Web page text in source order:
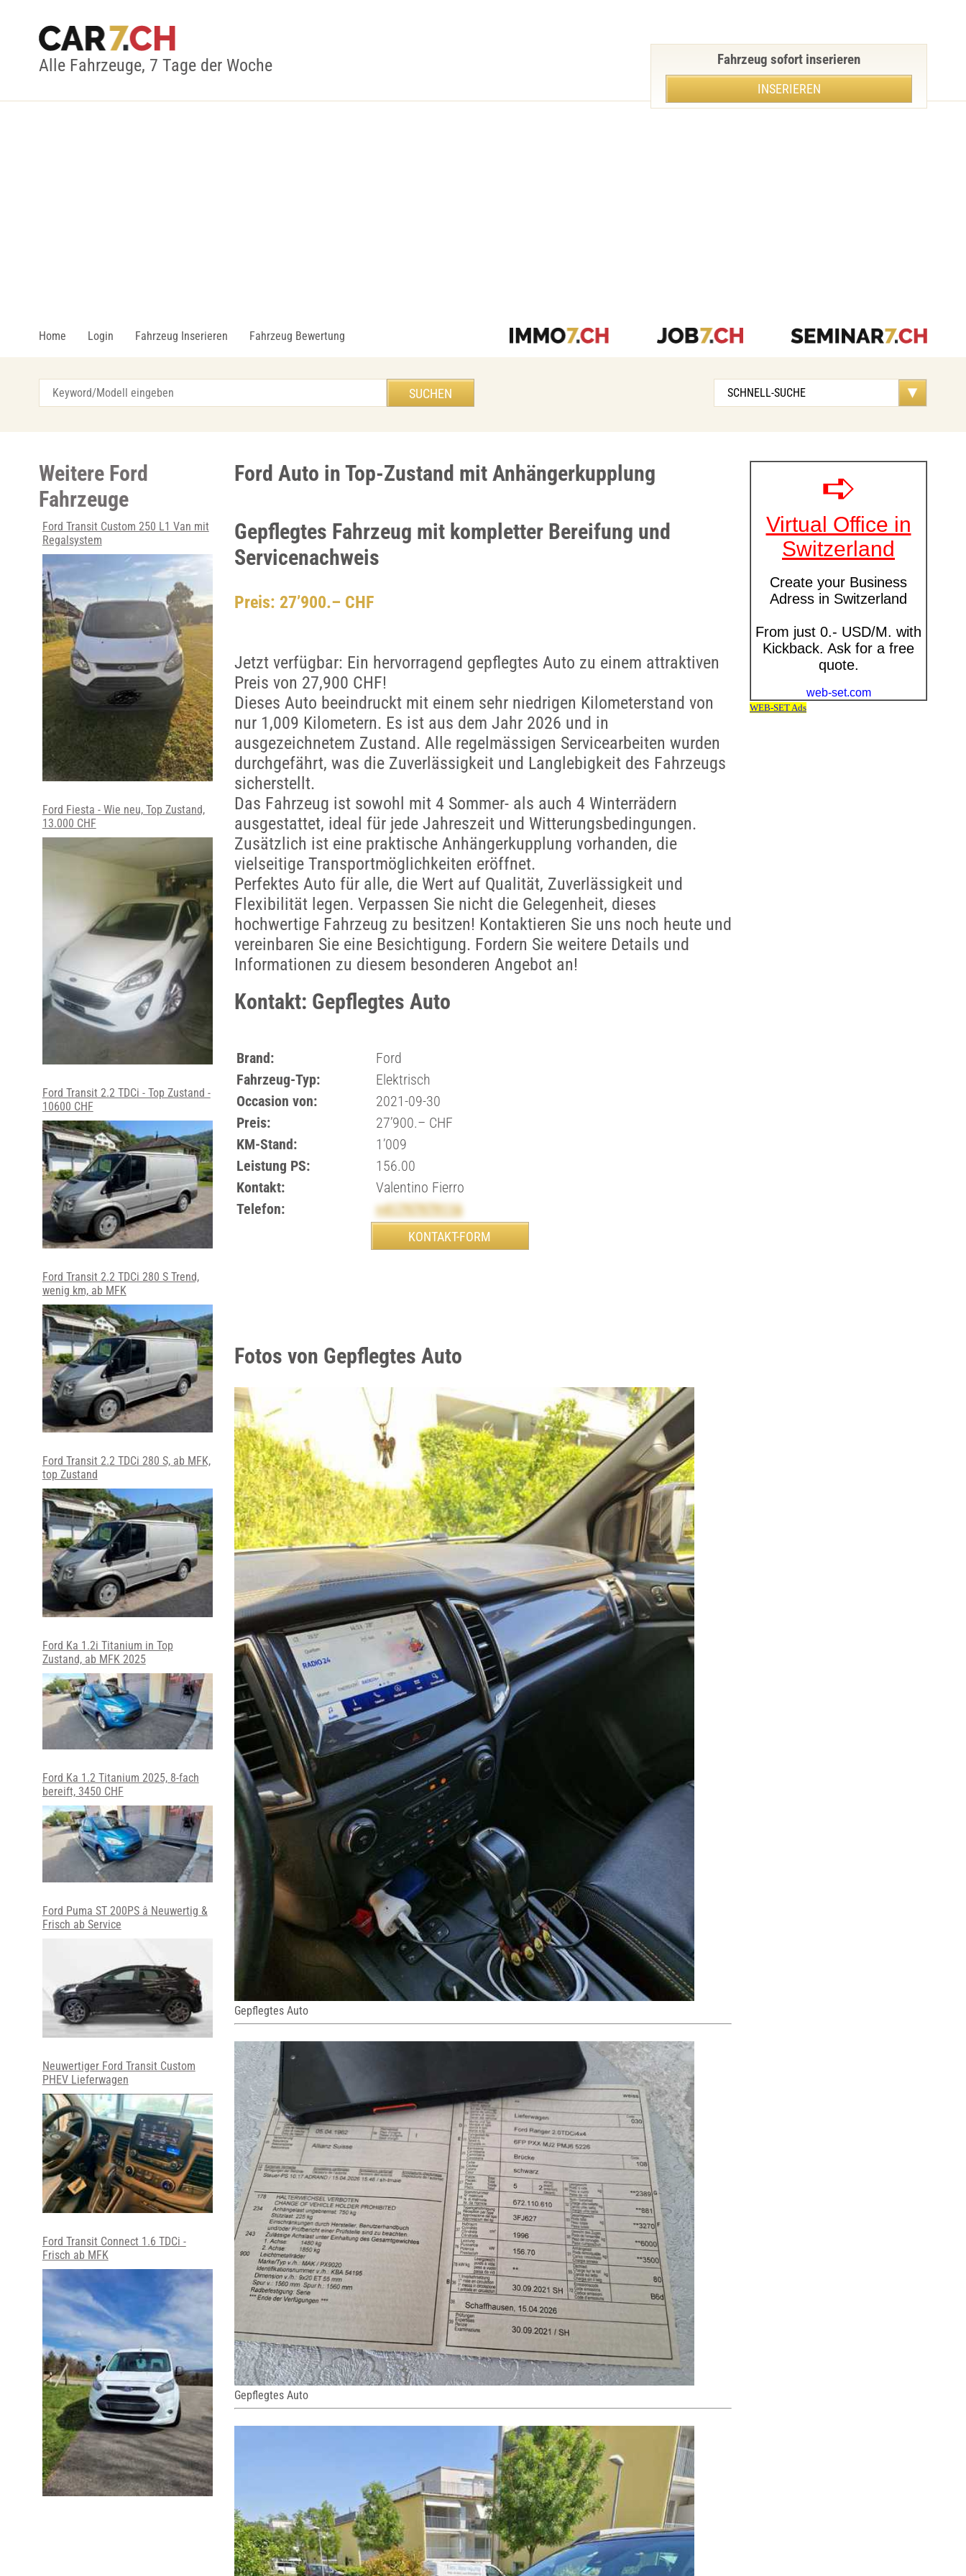
Alle Fahrzeuge, 7 Tage der Woche
Home Login Fahrzeug Inserieren Fahrzeug Bewertung
Fahrzeug sofort inserieren
INSERIEREN
Ford Auto in Top-Zustand mit Anhängerkupplung
Gepflegtes Fahrzeug mit kompletter Bereifung und
Servicenachweis
Preis: 27’900.– CHF
Jetzt verfügbar: Ein hervorragend gepflegtes Auto zu einem attraktiven
Preis von 27,900 CHF!
Dieses Auto beeindruckt mit einem sehr niedrigen Kilometerstand von
nur 1,009 Kilometern. Es ist aus dem Jahr 2026 und in
ausgezeichnetem Zustand. Alle regelmässigen Servicearbeiten wurden
durchgefährt, was die Zuverlässigkeit und Langlebigkeit des Fahrzeugs
sicherstellt.
Das Fahrzeug ist sowohl mit 4 Sommer- als auch 4 Winterrädern
ausgestattet, ideal für jede Jahreszeit und Witterungsbedingungen.
Zusätzlich ist eine praktische Anhängerkupplung vorhanden, die
vielseitige Transportmöglichkeiten eröffnet.
Perfektes Auto für alle, die Wert auf Qualität, Zuverlässigkeit und
Flexibilität legen. Verpassen Sie nicht die Gelegenheit, dieses
hochwertige Fahrzeug zu besitzen! Kontaktieren Sie uns noch heute und
vereinbaren Sie eine Besichtigung. Fordern Sie weitere Details und
Informationen zu diesem besonderen Angebot an!
Kontakt: Gepflegtes Auto
Brand:
Ford
Fahrzeug-Typ:
Elektrisch
Occasion von:
2021-09-30
Preis:
27’900.– CHF
KM-Stand:
1’009
Leistung PS:
156.00
Kontakt:
Valentino Fierro
Telefon:
+41797979116
Fotos von Gepflegtes Auto
Gepflegtes Auto
Gepflegtes Auto
Weitere Ford
Fahrzeuge
Ford Transit Custom 250 L1 Van mit
Regalsystem
Ford Fiesta - Wie neu, Top Zustand,
13.000 CHF
Ford Transit 2.2 TDCi - Top Zustand -
10600 CHF
Ford Transit 2.2 TDCi 280 S Trend,
wenig km, ab MFK
Ford Transit 2.2 TDCi 280 S, ab MFK,
top Zustand
Ford Ka 1.2i Titanium in Top
Zustand, ab MFK 2025
Ford Ka 1.2 Titanium 2025, 8-fach
bereift, 3450 CHF
Ford Puma ST 200PS â Neuwertig &
Frisch ab Service
Neuwertiger Ford Transit Custom
PHEV Lieferwagen
Ford Transit Connect 1.6 TDCi -
Frisch ab MFK